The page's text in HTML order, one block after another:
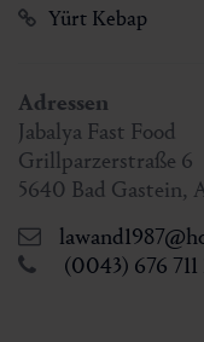
Yürt Kebap
Adressen
Jabalya Fast Food
Grillparzerstraße 6
5640 Bad Gastein,
(0043) 676 711